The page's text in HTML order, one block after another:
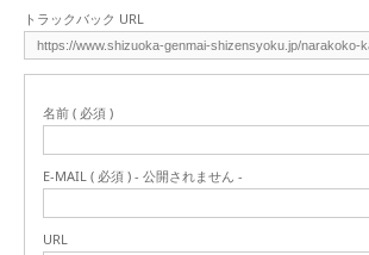
トラックバック URL
名前 ( 必須 )
E-MAIL ( 必須 ) - 公開されません -
URL